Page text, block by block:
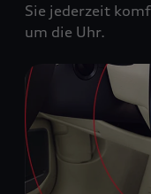
Sie jederzeit
um die Uhr.